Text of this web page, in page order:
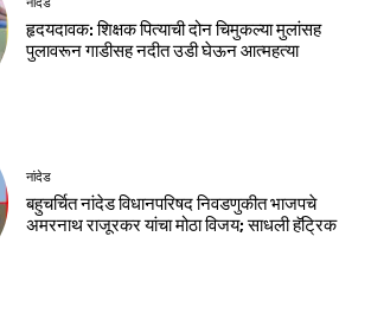
नांदेड
हृदयदावक: शिक्षक पित्याची दोन चिमुकल्या मुलांसह
पुलावरून गाडीसह नदीत उडी घेऊन आत्महत्या
नांदेड
बहुचर्चित नांदेड विधानपरिषद निवडणुकीत भाजपचे
अमरनाथ राजूरकर यांचा मोठा विजय; साधली हॅट्रिक